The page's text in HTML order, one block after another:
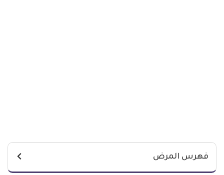
فهرس المرض